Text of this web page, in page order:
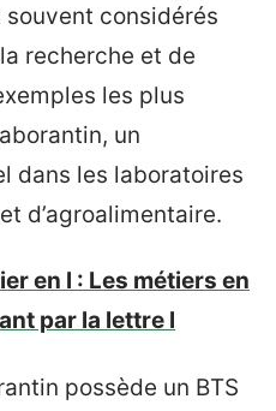
souvent considérés
recherche et de
les plus
un
dans les laboratoires
d’agroalimentaire.
en l : Les métiers en
par la lettre l
possède un BTS